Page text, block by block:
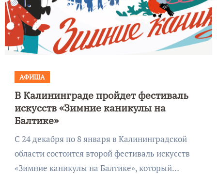
АФИША
В Калининграде пройдет фестиваль
искусств «Зимние каникулы на
Балтике»
С 24 декабря по 8 января в Калининградской
области состоится второй фестиваль искусств
«Зимние каникулы на Балтике», который…